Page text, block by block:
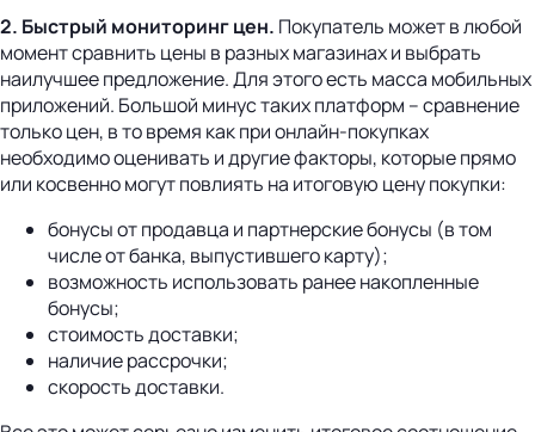
2. Быстрый мониторинг цен. Покупатель может в любой
момент сравнить цены в разных магазинах и выбрать
наилучшее предложение. Для этого есть масса мобильных
приложений. Большой минус таких платформ – сравнение
только цен, в то время как при онлайн-покупках
необходимо оценивать и другие факторы, которые прямо
или косвенно могут повлиять на итоговую цену покупки:
бонусы от продавца и партнерские бонусы (в том
числе от банка, выпустившего карту);
возможность использовать ранее накопленные
бонусы;
стоимость доставки;
наличие рассрочки;
скорость доставки.